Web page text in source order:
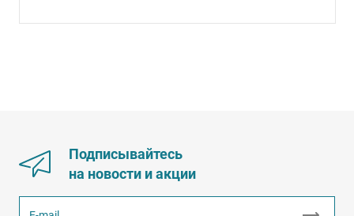
Подписывайтесь
на новости и акции